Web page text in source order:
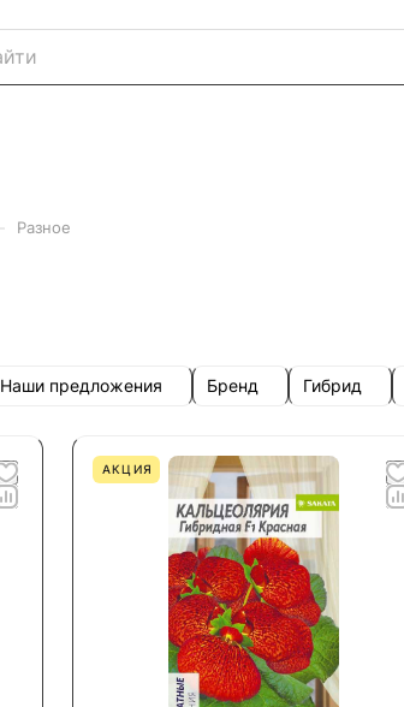
Разное
Наши предложения Бренд Гибрид
АКЦИЯ